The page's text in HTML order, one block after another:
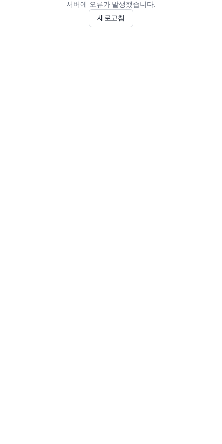
서버에 오류가 발생했습니다.
새로고침